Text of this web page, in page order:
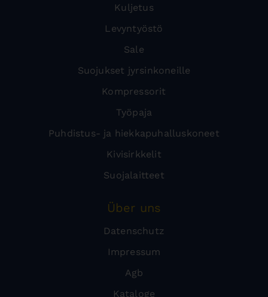
Kuljetus
Levyntyöstö
Sale
Suojukset jyrsinkoneille
Kompressorit
Työpaja
Puhdistus- ja hiekkapuhalluskoneet
Kivisirkkelit
Suojalaitteet
Über uns
Datenschutz
Impressum
Agb
Kataloge